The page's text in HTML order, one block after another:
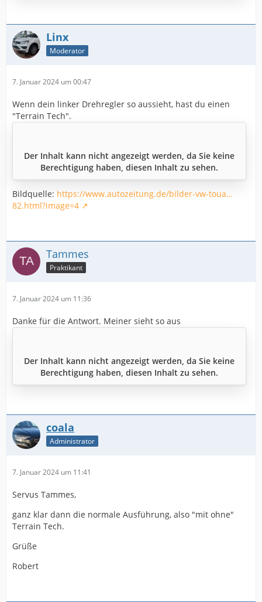
Linx
Moderator
7. Januar 2024 um 00:47
Wenn dein linker Drehregler so aussieht, hast du einen
"Terrain Tech".
Der Inhalt kann nicht angezeigt werden, da Sie keine
Berechtigung haben, diesen Inhalt zu sehen.
Bildquelle: https://www.autozeitung.de/bilder-vw-toua…
82.html?image=4
Tammes
Praktikant
7. Januar 2024 um 11:36
Danke für die Antwort. Meiner sieht so aus
Der Inhalt kann nicht angezeigt werden, da Sie keine
Berechtigung haben, diesen Inhalt zu sehen.
coala
Administrator
7. Januar 2024 um 11:41
Servus Tammes,
ganz klar dann die normale Ausführung, also "mit ohne"
Terrain Tech.
Grüße
Robert